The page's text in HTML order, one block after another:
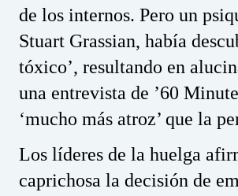
de los internos. Pero un
Stuart Grassian, había
tóxico’, resultando en
una entrevista de ’60
‘mucho más atroz’ que la
Los líderes de la huelga
caprichosa la decisión de